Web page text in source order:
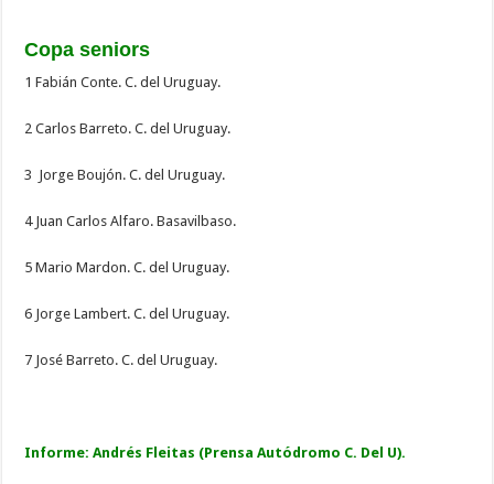
Copa seniors
1 Fabián Conte. C. del Uruguay.
2 Carlos Barreto. C. del Uruguay.
3 Jorge Boujón. C. del Uruguay.
4 Juan Carlos Alfaro. Basavilbaso.
5 Mario Mardon. C. del Uruguay.
6 Jorge Lambert. C. del Uruguay.
7 José Barreto. C. del Uruguay.
Informe: Andrés Fleitas (Prensa Autódromo C. Del U).